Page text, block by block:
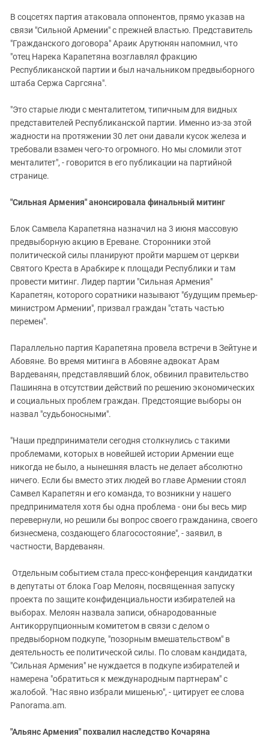
В соцсетях партия атаковала оппонентов, прямо указав на
связи "Сильной Армении" с прежней властью. Представитель
"Гражданского договора" Араик Арутюнян напомнил, что
"отец Нарека Карапетяна возглавлял фракцию
Республиканской партии и был начальником предвыборного
штаба Сержа Саргсяна".
"Это старые люди с менталитетом, типичным для видных
представителей Республиканской партии. Именно из-за этой
жадности на протяжении 30 лет они давали кусок железа и
требовали взамен чего-то огромного. Но мы сломили этот
менталитет", - говорится в его публикации на партийной
странице.
"Сильная Армения" анонсировала финальный митинг
Блок Самвела Карапетяна назначил на 3 июня массовую
предвыборную акцию в Ереване. Сторонники этой
политической силы планируют пройти маршем от церкви
Святого Креста в Арабкире к площади Республики и там
провести митинг. Лидер партии "Сильная Армения"
Карапетян, которого соратники называют "будущим премьер-
министром Армении", призвал граждан "стать частью
перемен".
Параллельно партия Карапетяна провела встречи в Зейтуне и
Абовяне. Во время митинга в Абовяне адвокат Арам
Вардеванян, представлявший блок, обвинил правительство
Пашиняна в отсутствии действий по решению экономических
и социальных проблем граждан. Предстоящие выборы он
назвал "судьбоносными".
"Наши предприниматели сегодня столкнулись с такими
проблемами, которых в новейшей истории Армении еще
никогда не было, а нынешняя власть не делает абсолютно
ничего. Если бы вместо этих людей во главе Армении стоял
Самвел Карапетян и его команда, то возникни у нашего
предпринимателя хотя бы одна проблема - они бы весь мир
перевернули, но решили бы вопрос своего гражданина, своего
бизнесмена, создающего благосостояние", - заявил, в
частности, Вардеванян.
Отдельным событием стала пресс-конференция кандидатки
в депутаты от блока Гоар Мелоян, посвященная запуску
проекта по защите конфиденциальности избирателей на
выборах. Мелоян назвала записи, обнародованные
Антикоррупционным комитетом в связи с делом о
предвыборном подкупе, "позорным вмешательством" в
деятельность ее политической силы. По словам кандидата,
"Сильная Армения" не нуждается в подкупе избирателей и
намерена "обратиться к международным партнерам" с
жалобой. "Нас явно избрали мишенью", - цитирует ее слова
Panorama.am.
"Альянс Армения" похвалил наследство Кочаряна